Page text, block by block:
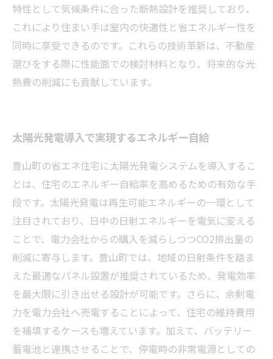
特性として気候条件に合った断熱設計を推奨しており、
これにより住まい手は室内の快適性と省エネルギー性を
同時に享受できるのです。これらの技術革新は、不動産
選びをする際に性能面での検討材料となり、将来的な光
熱費の削減にも貢献しています。
太陽光発電導入で実現するエネルギー自給
豊山町の省エネ住宅に太陽光発電システムを導入するこ
とは、住宅のエネルギー自給率を高めるための有効な手
段です。太陽光発電は再生可能エネルギーの一環として
注目されており、日中の日射エネルギーを電気に変える
ことで、電力会社からの購入を減らしつつCO2排出量の
削減に寄与します。豊山町では、地域の日射条件を踏ま
えた最適なパネル設置が推奨されているため、発電効率
を最大限に引き出せる設計が可能です。さらに、余剰電
力を電力会社へ売電することによって、住宅の維持費用
を補填するケースも増えています。加えて、バッテリー
蓄電池と連携させることで、停電時の非常電源としての